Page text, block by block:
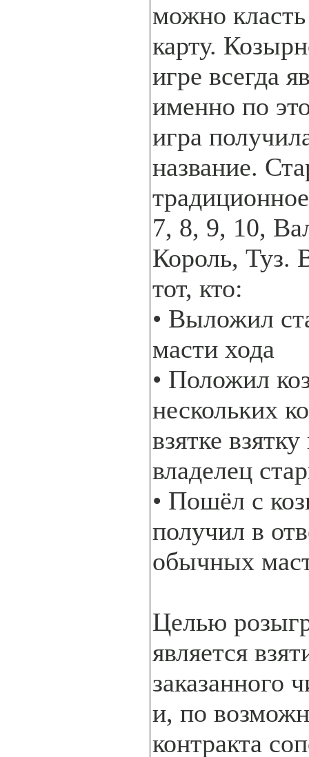
можно
карту.
игре всегда
именно по
игра
название.
7, 8, 9, 10,
Король, Туз.
тот, кто:
• Выложил
масти хода
• Положил
нескольких
взятке
владелец
• Пошёл с
получил в
обычных
Целью
является
заказанного
и, по
контракта